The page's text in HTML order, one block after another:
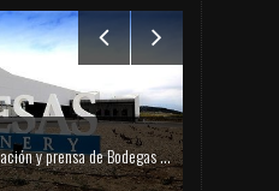
Gabinete de comunicación y prensa de Bodegas Aragonesas – Nuevo espacio Terroir – Garnacha